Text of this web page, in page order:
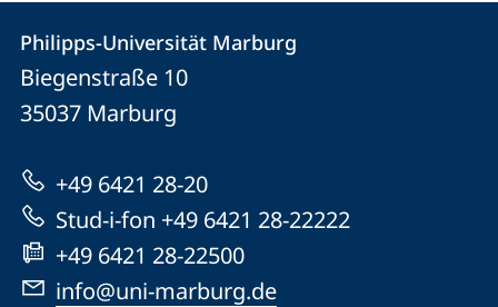
Kontakt
und
Informationen
zur
Website
Kontaktinformationen
Philipps-
Universität
Marburg
Philipps-Universität Marburg
Biegenstraße 10
35037 Marburg
+49 6421 28-20
Stud-i-fon +49 6421 28-22222
+49 6421 28-22500
info@uni-marburg.de